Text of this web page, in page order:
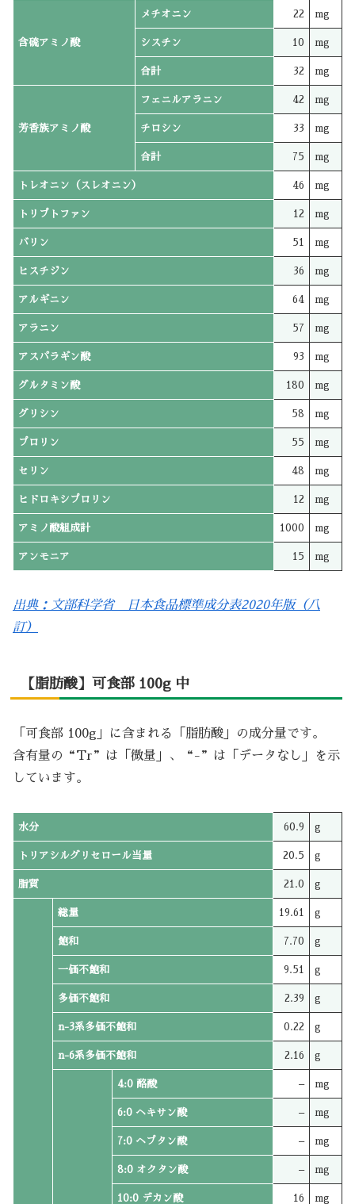
含硫アミノ酸
メチオニン 22 mg
シスチン 10 mg
合計 32 mg
芳香族アミノ酸
フェニルアラニン 42 mg
チロシン 33 mg
合計 75 mg
トレオニン（スレオニン） 46 mg
トリプトファン 12 mg
バリン 51 mg
ヒスチジン 36 mg
アルギニン 64 mg
アラニン 57 mg
アスパラギン酸 93 mg
グルタミン酸 180 mg
グリシン 58 mg
プロリン 55 mg
セリン 48 mg
ヒドロキシプロリン 12 mg
アミノ酸組成計 1000 mg
アンモニア 15 mg
出典：文部科学省 日本食品標準成分表2020年版（八
訂）
【脂肪酸】可食部 100g 中
「可食部 100g」に含まれる「脂肪酸」の成分量です。
含有量の“Tr”は「微量」、“-”は「データなし」を示
しています。
水分 60.9 g
トリアシルグリセロール当量 20.5 g
脂質 21.0 g
総量 19.61 g
飽和 7.70 g
一価不飽和 9.51 g
多価不飽和 2.39 g
n-3系多価不飽和 0.22 g
n-6系多価不飽和 2.16 g
4:0 酪酸 – mg
6:0 ヘキサン酸 – mg
7:0 ヘプタン酸 – mg
8:0 オクタン酸 – mg
10:0 デカン酸 16 mg